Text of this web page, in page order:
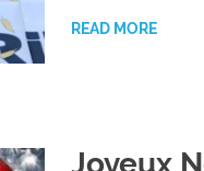
READ MORE